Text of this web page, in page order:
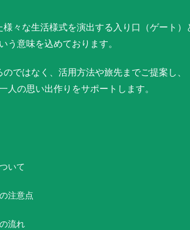
様々な生活様式を演出する入り口（ゲート）
う意味を込めております。
ではなく、活用方法や旅先までご提案し、
人の思い出作りをサポートします。
いて
注意点
流れ